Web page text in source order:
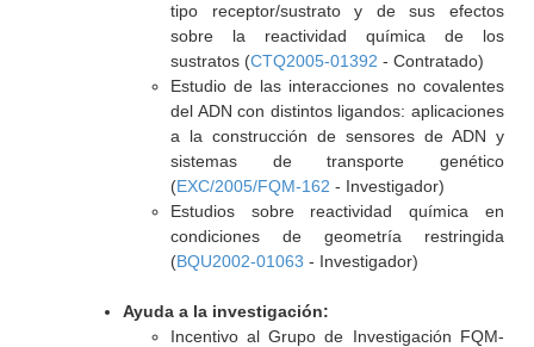
tipo receptor/sustrato y de sus efectos
sobre la reactividad química de los
sustratos (CTQ2005-01392 - Contratado)
Estudio de las interacciones no covalentes
del ADN con distintos ligandos: aplicaciones
a la construcción de sensores de ADN y
sistemas de transporte genético
(EXC/2005/FQM-162 - Investigador)
Estudios sobre reactividad química en
condiciones de geometría restringida
(BQU2002-01063 - Investigador)
Ayuda a la investigación:
Incentivo al Grupo de Investigación FQM-